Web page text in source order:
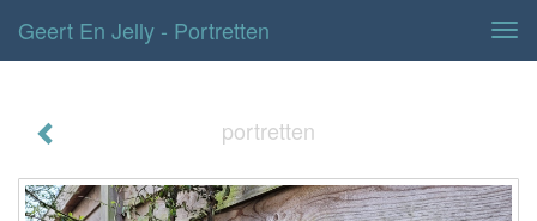
Geert En Jelly - Portretten
portretten